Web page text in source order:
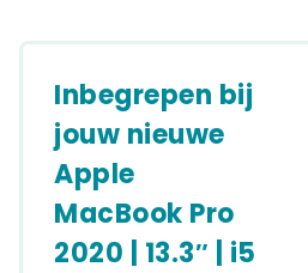
Inbegrepen bij
jouw nieuwe
Apple
MacBook Pro
2020 | 13.3″ | i5